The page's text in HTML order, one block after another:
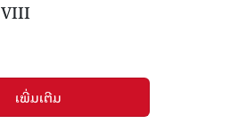
VIII
ເພີ່ມເຕີມ